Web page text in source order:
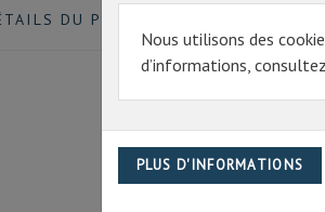
Nous utilisons des
d’informations,
DU PRODUIT